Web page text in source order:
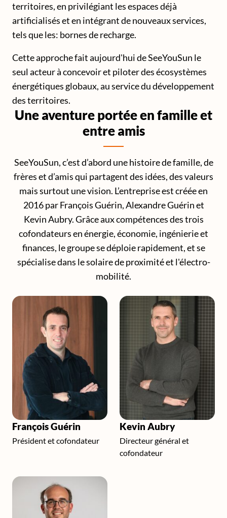
territoires, en privilégiant les espaces déjà
artificialisés et en intégrant de nouveaux services,
tels que les: bornes de recharge.
Cette approche fait aujourd'hui de SeeYouSun le
seul acteur à concevoir et piloter des écosystèmes
énergétiques globaux, au service du développement
des territoires.
Une aventure portée en famille et
entre amis
SeeYouSun, c’est d’abord une histoire de famille, de
frères et d’amis qui partagent des idées, des valeurs
mais surtout une vision. L’entreprise est créée en
2016 par François Guérin, Alexandre Guérin et
Kevin Aubry. Grâce aux compétences des trois
cofondateurs en énergie, économie, ingénierie et
finances, le groupe se déploie rapidement, et se
spécialise dans le solaire de proximité et l'électro-
mobilité.
François Guérin
Président et cofondateur
Kevin Aubry
Directeur général et
cofondateur